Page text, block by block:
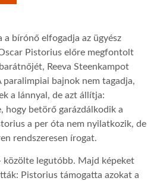
bírónő elfogadja az ügyész
Pistorius előre megfontolt
Reeva Steenkampot
bajnok nem tagadja,
a lánnyal, de azt állítja:
hogy betörő garázdálkodik a
a per óta nem nyilatkozik, de
rendszeresen írogat.
közölte legutóbb. Majd képeket
Pistorius támogatta azokat a